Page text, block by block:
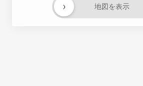
地図を表示
›